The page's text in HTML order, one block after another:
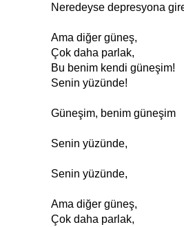
Neredeyse depresyona
Ama diğer güneş,
Çok daha parlak,
Bu benim kendi güneşim!
Senin yüzünde!
Güneşim, benim güneşim
Senin yüzünde,
Senin yüzünde,
Ama diğer güneş,
Çok daha parlak,